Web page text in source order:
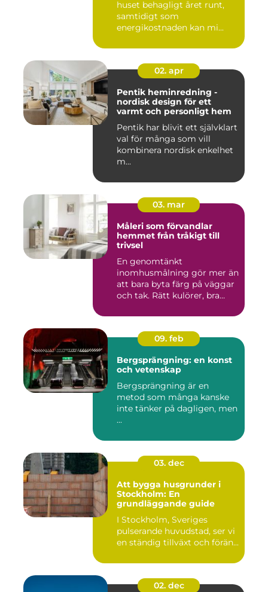
huset behagligt året runt,
samtidigt som
energikostnaden kan mi...
02. apr
Pentik heminredning -
nordisk design för ett
varmt och personligt hem
Pentik har blivit ett självklart
val för många som vill
kombinera nordisk enkelhet
m...
03. mar
Måleri som förvandlar
hemmet från tråkigt till
trivsel
En genomtänkt
inomhusmålning gör mer än
att bara byta färg på väggar
och tak. Rätt kulörer, bra
09. feb
Bergsprängning: en konst
och vetenskap
Bergsprängning är en
metod som många kanske
inte tänker på dagligen, men
...
03. dec
Att bygga husgrunder i
Stockholm: En
grundläggande guide
I Stockholm, Sveriges
pulserande huvudstad, ser vi
en ständig tillväxt och förän...
02. dec